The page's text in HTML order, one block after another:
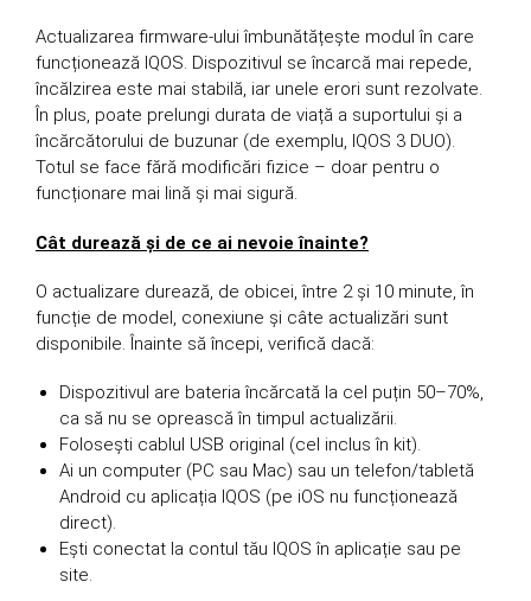
Actualizarea firmware-ului îmbunătățește modul în care
funcționează IQOS. Dispozitivul se încarcă mai repede,
încălzirea este mai stabilă, iar unele erori sunt rezolvate.
În plus, poate prelungi durata de viață a suportului și a
încărcătorului de buzunar (de exemplu, IQOS 3 DUO).
Totul se face fără modificări fizice – doar pentru o
funcționare mai lină și mai sigură.
Cât durează și de ce ai nevoie înainte?
O actualizare durează, de obicei, între 2 și 10 minute, în
funcție de model, conexiune și câte actualizări sunt
disponibile. Înainte să începi, verifică dacă:
Dispozitivul are bateria încărcată la cel puțin 50–70%,
ca să nu se oprească în timpul actualizării.
Folosești cablul USB original (cel inclus în kit).
Ai un computer (PC sau Mac) sau un telefon/tabletă
Android cu aplicația IQOS (pe iOS nu funcționează
direct).
Ești conectat la contul tău IQOS în aplicație sau pe
site.